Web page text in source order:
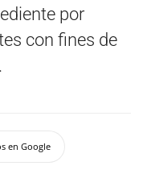
por
con fines de
en Google